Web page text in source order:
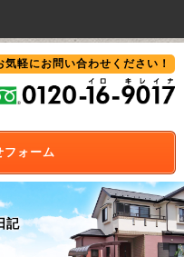
気軽にお問い合わせ ください！
フォーム
記